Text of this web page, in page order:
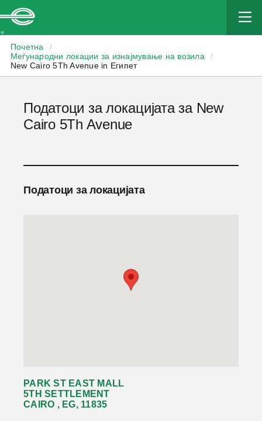
Почетна
/
Меѓународни локации за изнајмување на возила
/
New Cairo 5Th Avenue in Египет
Податоци за локацијата за New
Cairo 5Th Avenue
Податоци за локацијата
PARK ST EAST MALL
5TH SETTLEMENT
CAIRO , EG, 11835